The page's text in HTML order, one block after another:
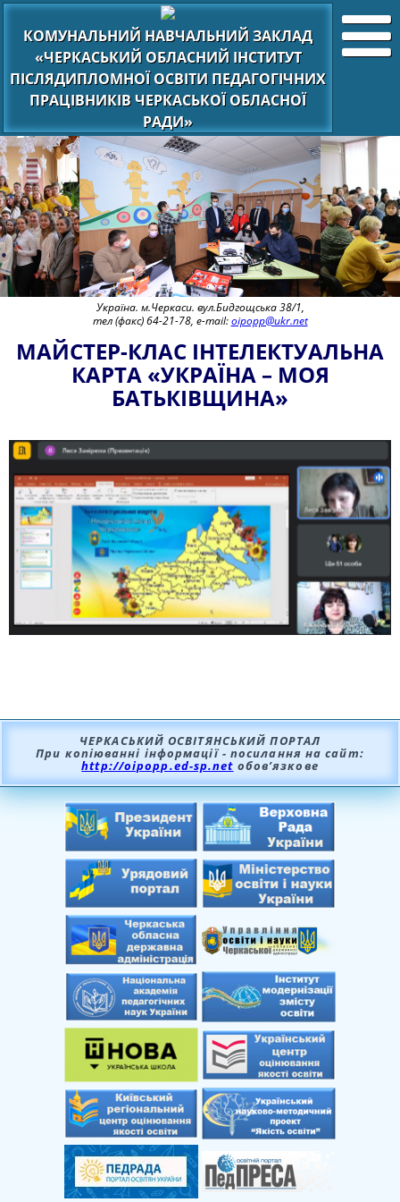
КОМУНАЛЬНИЙ НАВЧАЛЬНИЙ ЗАКЛАД
«ЧЕРКАСЬКИЙ ОБЛАСНИЙ ІНСТИТУТ
ПІСЛЯДИПЛОМНОЇ ОСВІТИ ПЕДАГОГІЧНИХ
ПРАЦІВНИКІВ ЧЕРКАСЬКОЇ ОБЛАСНОЇ
РАДИ»
Україна. м.Черкаси. вул.Бидгощська 38/1,
тел (факс) 64-21-78, e-mail:oipopp@ukr.net
МАЙСТЕР-КЛАС ІНТЕЛЕКТУАЛЬНА
КАРТА «УКРАЇНА – МОЯ
БАТЬКІВЩИНА»
ЧЕРКАСЬКИЙ ОСВІТЯНСЬКИЙ ПОРТАЛ
При копіюванні інформації - посилання на сайт:
http://oipopp.ed-sp.net обов’язкове